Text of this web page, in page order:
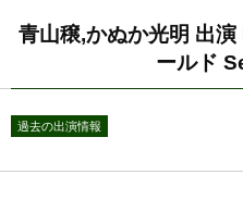
青山穣,かぬか光明 出
ールド
過去の出演情報